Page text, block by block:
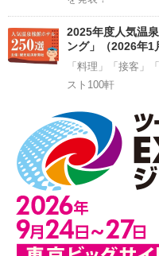
2025年度人気温
ング」（2026年1
「料理」「接客」
スト100軒